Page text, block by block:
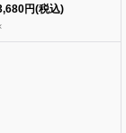
-》{26RP2S7/S11}
円(税込)